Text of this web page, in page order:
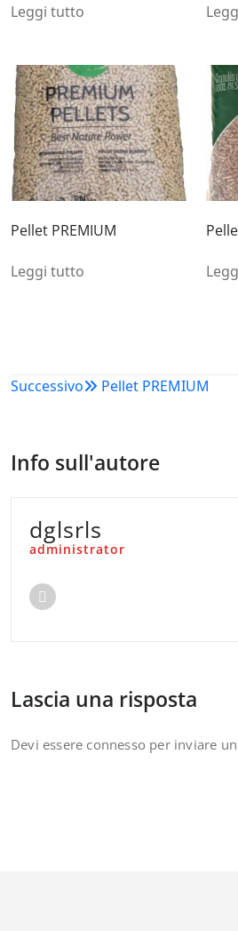
Leggi tutto
Pellet PREMIUM
Leggi tutto
Navigazione
Successivo Pellet PREMIUM
Info sull'autore
dglsrls
administrator
Lascia una risposta
Devi essere connesso per inviare